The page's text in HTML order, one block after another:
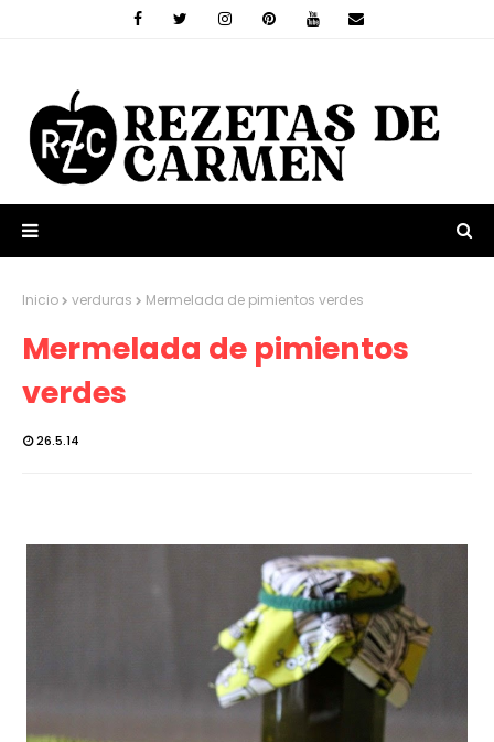
Inicio verduras Mermelada de pimientos verdes
Mermelada de pimientos
verdes
26.5.14